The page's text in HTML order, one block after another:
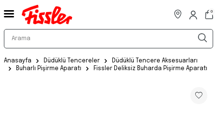
0
Anasayfa Düdüklü Tencereler
Düdüklü Tencere Aksesuarları
Buharlı Pişirme Aparatı
Fissler Deliksiz Buharda Pişirme Aparatı